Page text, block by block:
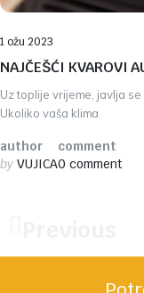
1 ožu 2023
NAJČEŠĆI KVAROVI
Uz toplije vrijeme, javlja
Ukoliko vaša klima
author
by VUJICA
comment
0 comment